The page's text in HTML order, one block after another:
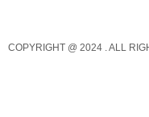
COPYRIGHT @ 2024 . ALL